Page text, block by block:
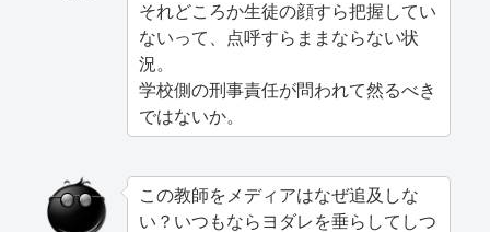
それどころか生徒の顔すら把握してい
ないって、点呼すらままならない状
況。
学校側の刑事責任が問われて然るべき
ではないか。
この教師をメディアはなぜ追及しな
い？いつもならヨダレを垂らしてしつ